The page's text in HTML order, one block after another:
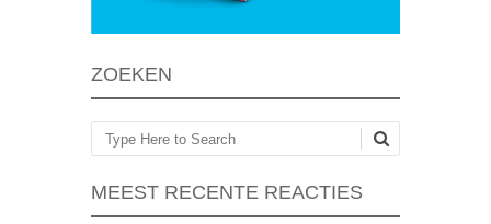
ZOEKEN
Zoeken
MEEST RECENTE REACTIES